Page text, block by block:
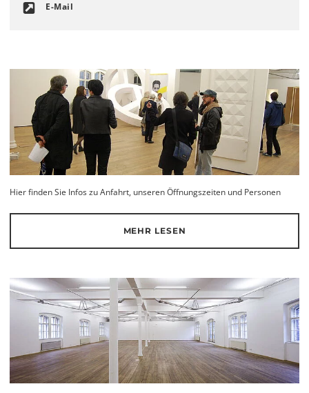
E-Mail
Hier finden Sie Infos zu Anfahrt, unseren Öffnungszeiten und Personen
MEHR LESEN